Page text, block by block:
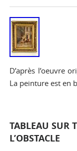
D’après l’oeuvre
La peinture est en
TABLEAU SUR
L’OBSTACLE